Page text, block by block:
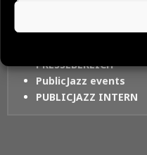
KONTAKT
PRESSEBEREICH
PublicJazz events
PUBLICJAZZ INTERN